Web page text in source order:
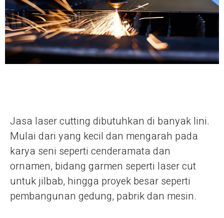
Jasa laser cutting dibutuhkan di banyak lini.
Mulai dari yang kecil dan mengarah pada
karya seni seperti cenderamata dan
ornamen, bidang garmen seperti laser cut
untuk jilbab, hingga proyek besar seperti
pembangunan gedung, pabrik dan mesin.